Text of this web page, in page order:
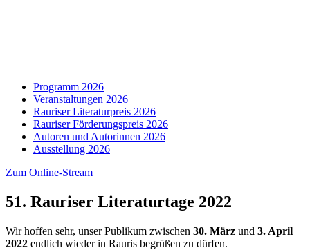
Programm 2026
Veranstaltungen 2026
Rauriser Literaturpreis 2026
Rauriser Förderungspreis 2026
Autoren und Autorinnen 2026
Ausstellung 2026
Zum Online-Stream
51. Rauriser Literaturtage 2022
Wir hoffen sehr, unser Publikum zwischen 30. März und 3. April
2022 endlich wieder in Rauris begrüßen zu dürfen.